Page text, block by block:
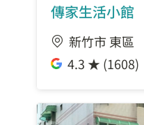
傳家生活小館
新竹市 東區
4.3 ★ (1608)